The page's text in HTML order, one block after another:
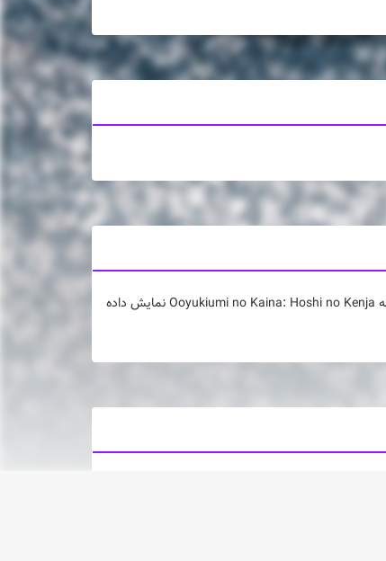
موزیک ویدیو برای آهنگ Gekkouyoku توسط Yorushika این آهنگ به عنوان پایانی برای انیمه Ooyukiumi no Kaina: Hoshi no Kenja نمایش داده